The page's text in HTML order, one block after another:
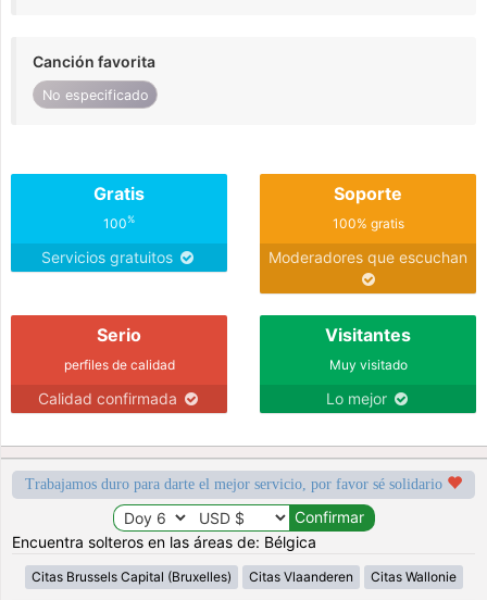
Canción favorita
No especificado
Gratis
100%
Servicios gratuitos
Soporte
100% gratis
Moderadores que escuchan
Serio
perfiles de calidad
Calidad confirmada
Visitantes
Muy visitado
Lo mejor
Trabajamos duro para darte el mejor servicio, por favor sé solidario
Encuentra solteros en las áreas de: Bélgica
Citas Brussels Capital (Bruxelles) Citas Vlaanderen Citas Wallonie